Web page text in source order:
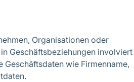
Organisationen oder
Geschäftsbeziehungen involviert
Geschäftsdaten wie Firmenname,